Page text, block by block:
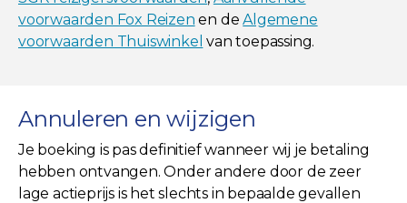
voorwaarden Fox Reizen en deAlgemene
voorwaarden Thuiswinkel van toepassing.
Annuleren en wijzigen
Je boeking is pas definitief wanneer wij je betaling
hebben ontvangen. Onder andere door de zeer
lage actieprijs is het slechts in bepaalde gevallen